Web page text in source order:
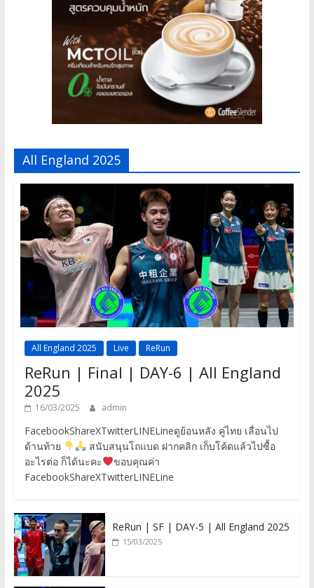
All England 2025
All England 2025 Live ReRun
ReRun | Final | DAY-6 | All England
2025
16/03/2025 admin
FacebookShareXTwitterLINELineดูย้อนหลัง คู่ไทย เลื่อนไป
ด้านท้าย
สนับสนุนโถแบด ฝากคลิก เก็บโค้ดแล้วไปซื้อ
อะไรต่อ ก็ได้นะคะ
ขอบคุณค่า
FacebookShareXTwitterLINELine
ReRun | SF | DAY-5 | All England 2025
15/03/2025